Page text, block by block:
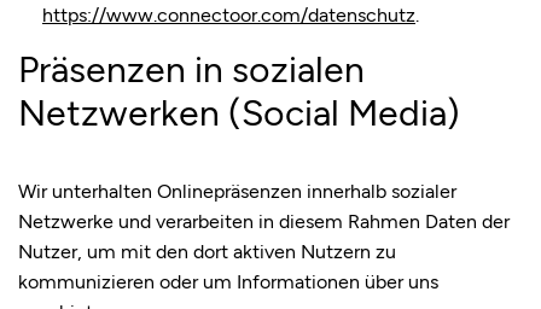
IMPRINT · PRIVACY POLICY
https://www.connectoor.com/datenschutz
Präsenzen in sozialen
Netzwerken (Social Media)
Wir unterhalten Onlinepräsenzen innerhalb sozialer
Netzwerke und verarbeiten in diesem Rahmen Daten der
Nutzer, um mit den dort aktiven Nutzern zu
kommunizieren oder um Informationen über uns